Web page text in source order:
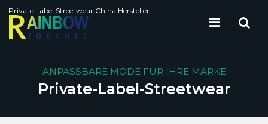
Private Label Streetwear China Hersteller
ANPASSBARE MODE FÜR IHRE MARKE
Private-Label-Streetwear